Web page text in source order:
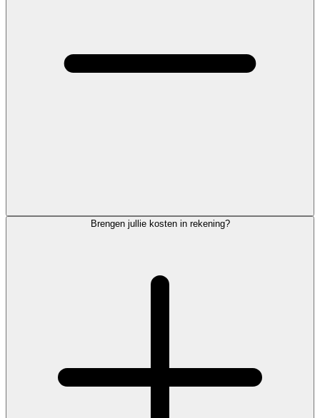
Brengen jullie kosten in rekening?